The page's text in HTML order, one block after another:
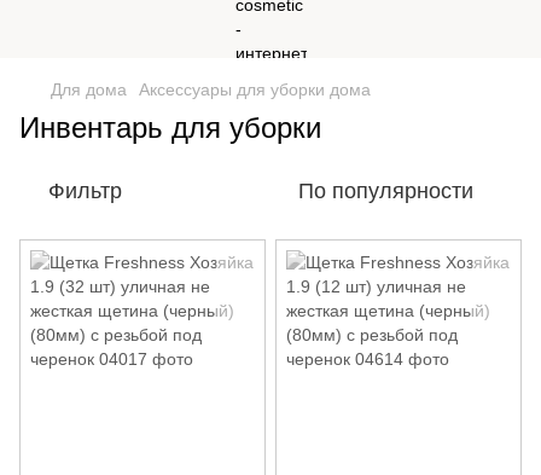
Для дома Аксессуары для уборки дома
Инвентарь для уборки
Фильтр По популярности